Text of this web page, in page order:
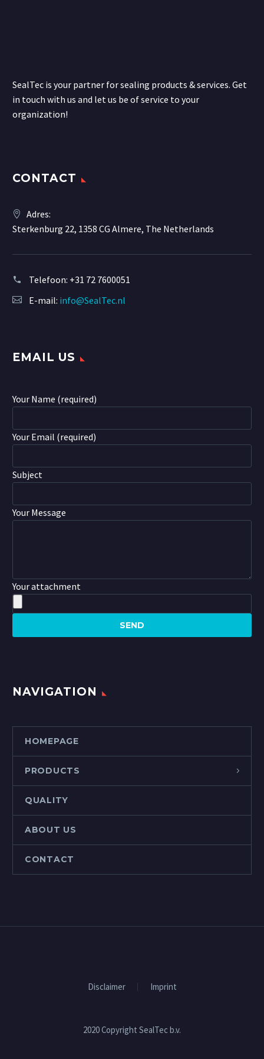
SealTec is your partner for sealing products & services. Get
in touch with us and let us be of service to your
organization!
CONTACT
Adres:
Sterkenburg 22, 1358 CG Almere, The Netherlands
Telefoon: +31 72 7600051
E-mail: info@SealTec.nl
EMAIL US
Your Name (required)
Your Email (required)
Subject
Your Message
Your attachment
NAVIGATION
HOMEPAGE
PRODUCTS
QUALITY
ABOUT US
CONTACT
Disclaimer Imprint
2020 Copyright SealTec b.v.